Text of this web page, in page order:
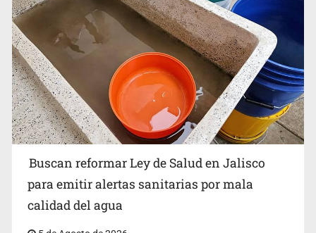
Citarían a Medrano si persiste falta de diálogo con
vecinos de Mirador San Isidro
Buscan reformar Ley de Salud en Jalisco
para emitir alertas sanitarias por mala
calidad del agua